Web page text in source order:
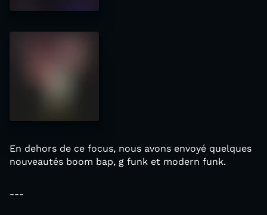
En dehors de ce focus, nous avons envoyé quelques
nouveautés boom bap, g funk et modern funk.
---